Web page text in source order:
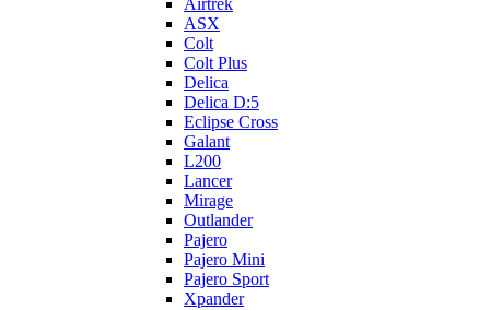
Airtrek
ASX
Colt
Colt Plus
Delica
Delica D:5
Eclipse Cross
Galant
L200
Lancer
Mirage
Outlander
Pajero
Pajero Mini
Pajero Sport
Xpander